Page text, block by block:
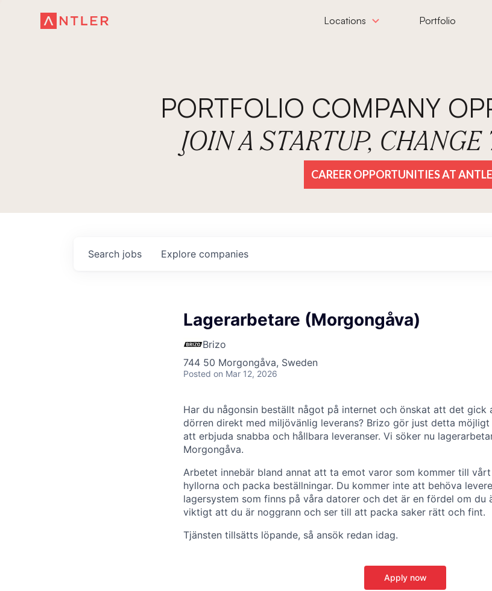
Locations Portfolio
PORTFOLIO COMPANY
JOIN A STARTUP,
CAREER OPPORTUNITIES AT
Search jobs Explore companies
Lagerarbetare (Morgongåva)
Brizo
744 50 Morgongåva, Sweden
Posted on Mar 12, 2026
Har du någonsin beställt något på internet och önskat att det
dörren direkt med miljövänlig leverans? Brizo gör just detta
att erbjuda snabba och hållbara leveranser. Vi söker nu
Morgongåva.
Arbetet innebär bland annat att ta emot varor som kommer till
hyllorna och packa beställningar. Du kommer inte att behöva
lagersystem som finns på våra datorer och det är en fördel om du
viktigt att du är noggrann och ser till att packa saker rätt och fint.
Tjänsten tillsätts löpande, så ansök redan idag.
Apply now